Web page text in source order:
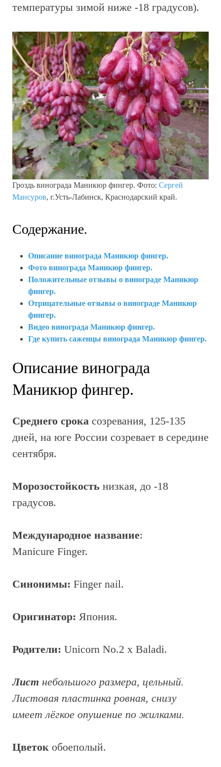
температуры зимой ниже -18 градусов).
Гроздь винограда Маникюр фингер. Фото: Сергей
Мансуров, г.Усть-Лабинск, Краснодарский край.
Содержание.
Описание винограда Маникюр фингер.
Фото винограда Маникюр фингер.
Положительные отзывы о винограде Маникюр
фингер.
Отрицательные отзывы о винограде Маникюр
фингер.
Видео винограда Маникюр фингер.
Где купить саженцы винограда Маникюр фингер.
Описание винограда
Маникюр фингер.
Среднего срока созревания, 125-135
дней, на юге России созревает в середине
сентября.
Морозостойкость низкая, до -18
градусов.
Международное название:
Manicure Finger.
Синонимы: Finger nail.
Оригинатор: Япония.
Родители: Unicorn No.2 x Baladi.
Лист небольшого размера, цельный.
Листовая пластинка ровная, снизу
имеет лёгкое опушение по жилками.
Цветок обоеполый.